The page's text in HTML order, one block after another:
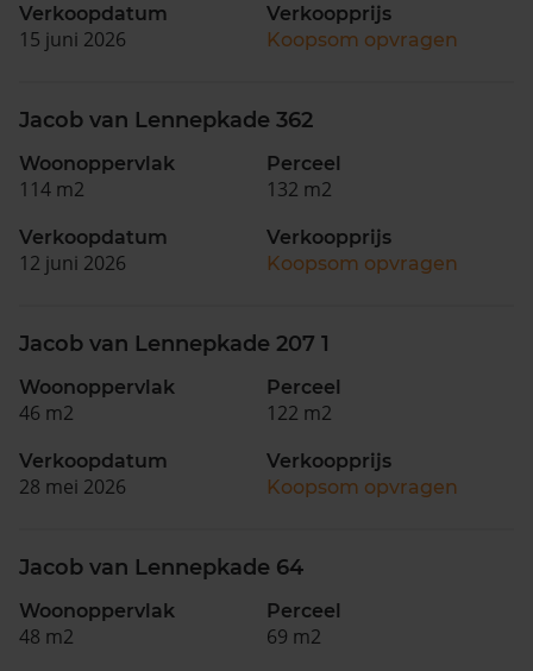
Verkoopdatum
15 juni 2026
Verkoopprijs
Koopsom opvragen
Jacob van Lennepkade 362
Woonoppervlak
114 m2
Perceel
132 m2
Verkoopdatum
12 juni 2026
Verkoopprijs
Koopsom opvragen
Jacob van Lennepkade 207 1
Woonoppervlak
46 m2
Perceel
122 m2
Verkoopdatum
28 mei 2026
Verkoopprijs
Koopsom opvragen
Jacob van Lennepkade 64
Woonoppervlak
48 m2
Perceel
69 m2